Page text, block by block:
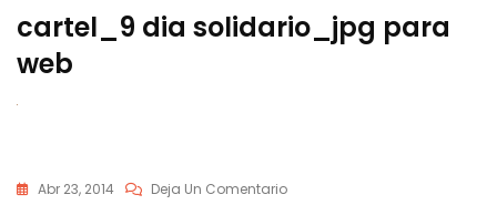
cartel_9 dia solidario_jpg para
web
Abr 23, 2014 Deja Un ComentarioEn